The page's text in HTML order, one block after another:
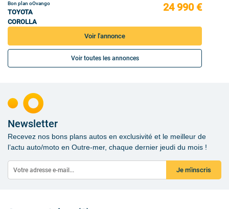
Bon plan oOvango
TOYOTA
COROLLA
24 990 €
Voir l'annonce
Voir toutes les annonces
Newsletter
Recevez nos bons plans autos en exclusivité et le meilleur de
l’actu auto/moto en Outre-mer, chaque dernier jeudi du mois !
Je m'inscris